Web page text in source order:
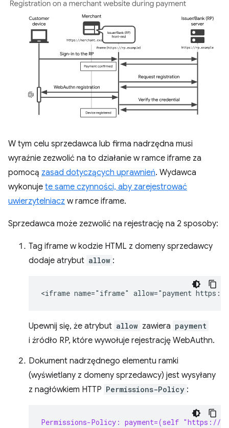
W tym celu sprzedawca lub firma nadrzędna musi
wyraźnie zezwolić na to działanie w ramce iframe za
pomocą zasad dotyczących uprawnień. Wydawca
wykonuje te same czynności, aby zarejestrować
uwierzytelniacz w ramce iframe.
Sprzedawca może zezwolić na rejestrację na 2 sposoby:
Tag iframe w kodzie HTML z domeny sprzedawcy
dodaje atrybut allow :
Upewnij się, że atrybut allow zawiera payment
i źródło RP, które wywołuje rejestrację WebAuthn.
Dokument nadrzędnego elementu ramki
(wyświetlany z domeny sprzedawcy) jest wysyłany
z nagłówkiem HTTP Permissions-Policy :
Permissions-Policy: payment=(self "https://